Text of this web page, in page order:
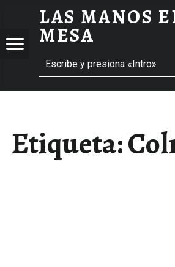
COLMENILLA ARCHIVOS - LAS MANOS EN LA MESA
LAS MANOS
MESA
Menú Buscar
Etiqueta: